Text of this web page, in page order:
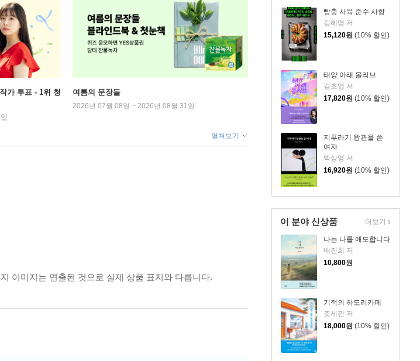
빵충 사육 준수 사항
김혜영 저
15,120원 (10% 할인)
태양 아래 올리브
김초엽 저
17,820원 (10% 할인)
지푸라기 왕관을 쓴
여자
박상영 저
16,920원 (10% 할인)
이 분야 신상품
나는 나를 애도합니다
배진희 저
10,800원
기적의 하도리카페
조세핀 저
18,000원 (10% 할인)
더보기
가 투표 - 1위 청
여름의 문장들
2026년 07월 08일 ~ 2026년 08월 31일
펼쳐보기
이미지는 연출된 것으로 실제 상품 표지와 다릅니다.